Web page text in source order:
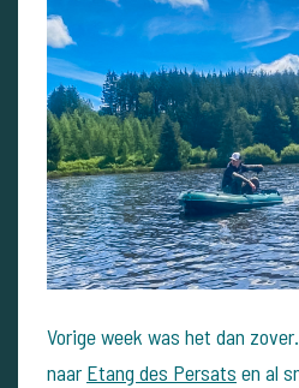
Vorige week was het dan
naar Etang des Persats en al